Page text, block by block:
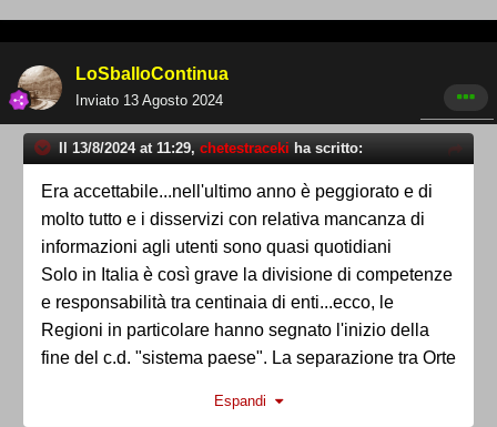
LoSballoContinua
Inviato 13 Agosto 2024
Il 13/8/2024 at 11:29, chetestraceki ha scritto:
Era accettabile...nell'ultimo anno è peggiorato e di
molto tutto e i disservizi con relativa mancanza di
informazioni agli utenti sono quasi quotidiani
Solo in Italia è così grave la divisione di competenze
e responsabilità tra centinaia di enti...ecco, le
Regioni in particolare hanno segnato l'inizio della
fine del c.d. "sistema paese". La separazione tra Orte
Espandi